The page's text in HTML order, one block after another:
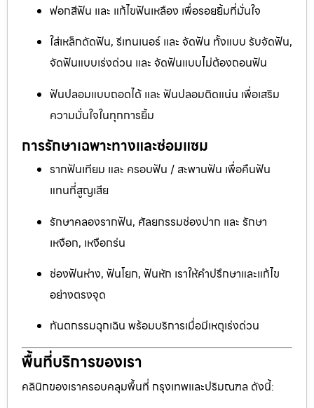
ฟอกสีฟัน และ แก้ไขฟันเหลือง เพื่อรอยยิ้มที่มั่นใจ
ใส่เหล็กดัดฟัน, รีเทนเนอร์ และ จัดฟัน ทั้งแบบ รับจัดฟัน,
จัดฟันแบบเร่งด่วน และ จัดฟันแบบไม่ต้องถอนฟัน
ฟันปลอมแบบถอดได้ และ ฟันปลอมติดแน่น เพื่อเสริม
ความมั่นใจในทุกการยิ้ม
การรักษาเฉพาะทางและซ่อมแซม
รากฟันเทียม และ ครอบฟัน / สะพานฟัน เพื่อคืนฟัน
แทนที่สูญเสีย
รักษาคลองรากฟัน, ศัลยกรรมช่องปาก และ รักษา
เหงือก, เหงือกร่น
ช่องฟันห่าง, ฟันโยก, ฟันหัก เราให้คำปรึกษาและแก้ไข
อย่างตรงจุด
ทันตกรรมฉุกเฉิน พร้อมบริการเมื่อมีเหตุเร่งด่วน
พื้นที่บริการของเรา
คลินิกของเราครอบคลุมพื้นที่ กรุงเทพและปริมณฑล ดังนี้: